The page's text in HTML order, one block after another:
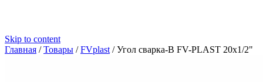
Skip to content
Главная /Товары /FVplast /Угол сварка-В FV-PLAST 20х1/2"